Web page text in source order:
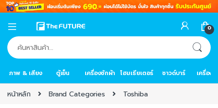
0
ค้นหา:
ภาพ & เสียง ตู้เย็น เครื่องซักผ้า โฮมเธียเตอร์ ซาวด์บาร์ เครื่อง
หน้าหลัก Brand Categories Toshiba